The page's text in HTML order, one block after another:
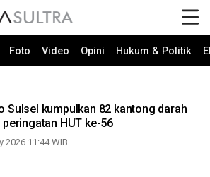
Foto Video Opini Hukum & Politik
Sulsel kumpulkan 82 kantong darah
peringatan HUT ke-56
2026 11:44 WIB